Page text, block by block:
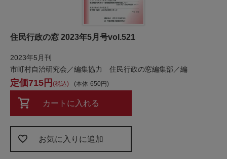
住民行政の窓 2023年5月号vol.521
2023年5月刊
市町村自治研究会／編集協力 住民行政の窓編集部／編
本体 650
715 税込
カートに入れる
お気に入りに追加